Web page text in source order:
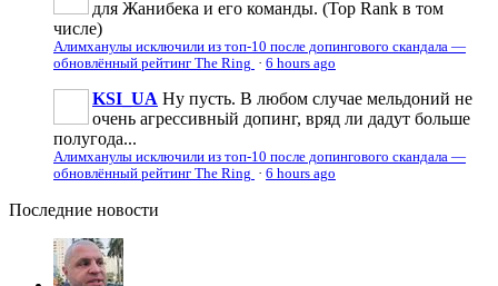
для Жанибека и его команды. (Top Rank в том
числе)
Алимханулы исключили из топ-10 после допингового скандала —
обновлённый рейтинг The Ring · 6 hours ago
KSI_UA Ну пусть. В любом случае мельдоний не
очень агрессивньій допинг, вряд ли дадут больше
полугода...
Алимханулы исключили из топ-10 после допингового скандала —
обновлённый рейтинг The Ring · 6 hours ago
Последние новости